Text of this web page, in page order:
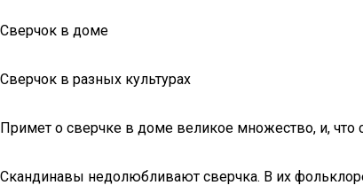
Сверчок в доме
Сверчок в разных культурах
Примет о сверчке в доме великое множество, и, что
Скандинавы недолюбливают сверчка. В их